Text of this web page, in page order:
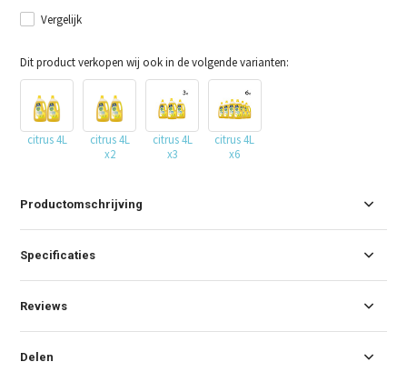
Vergelijk
Dit product verkopen wij ook in de volgende varianten:
citrus 4L
citrus 4L
x2
citrus 4L
x3
citrus 4L
x6
Productomschrijving
Specificaties
Reviews
Delen